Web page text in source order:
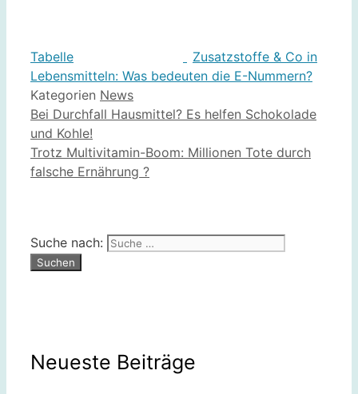
Tabelle
Zusatzstoffe & Co in
Lebensmitteln: Was bedeuten die E-Nummern?
Kategorien News
Bei Durchfall Hausmittel? Es helfen Schokolade
und Kohle!
Trotz Multivitamin-Boom: Millionen Tote durch
falsche Ernährung ?
Suche nach:
Neueste Beiträge